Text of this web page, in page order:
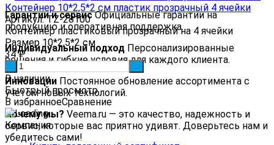
Гарантии и сервисОфициальные гарантии на
продукцию и оперативная поддержка.
Индивидуальный подход Персонализированные
решения и гибкие условия для каждого клиента.
Инновации Постоянное обновление ассортимента с
учетом новых технологий.
Почему мы? Veema.ru — это качество, надежность и
сервис, которые вас приятно удивят. Доверьтесь нам и
убедитесь сами!
Контейнер 10*2,5*2 см пластик прозрачный 4 ячейки
Артикул: TZ-28100
Контейнер пластиковый прозрачный на 4 ячейки
Размер 10*2,5*2 см
34₽
В наличии
Быстрый просмотр
В избранноеСравнение
Компания